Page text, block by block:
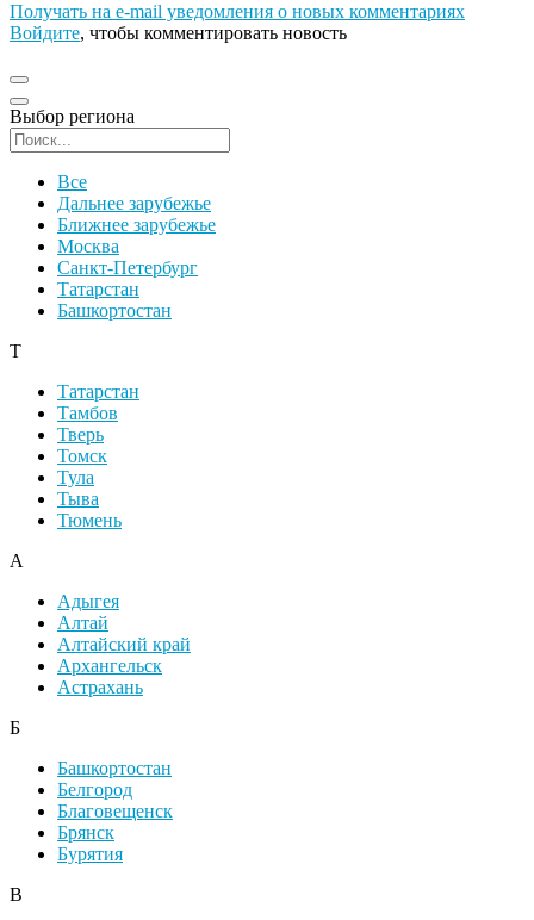
Получать на e‑mail уведомления о новых комментариях
Войдите, чтобы комментировать новость
Выбор региона
Все
Дальнее зарубежье
Ближнее зарубежье
Москва
Санкт-Петербург
Татарстан
Башкортостан
Т
Татарстан
Тамбов
Тверь
Томск
Тула
Тыва
Тюмень
А
Адыгея
Алтай
Алтайский край
Архангельск
Астрахань
Б
Башкортостан
Белгород
Благовещенск
Брянск
Бурятия
В